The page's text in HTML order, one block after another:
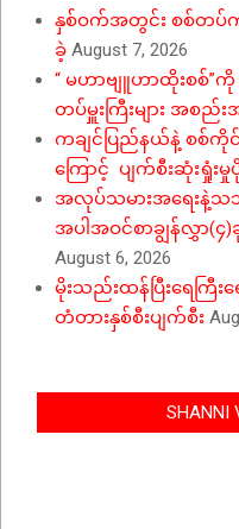
နှစ်ဝက်အတွင်း စစ်တပ်
ခဲ့ August 7, 2026
“ မဟာဗျူဟာထိုးစစ်”
တပ်မှူးကြီးများ အစည်း
ကချင်ပြည်နယ်နဲ့ စစ်ကိုင်
ကြောင့် ပျက်စီးဆုံးရှုံးမှုပို
အလုပ်သမားအရေးနဲ့သ
အပါအဝင်စာချွန်လွှာ(
August 6, 2026
မိုးသည်းထန်ပြီးရေကြီး
တံတားနှစ်စီးပျက်စီး
SHANNI